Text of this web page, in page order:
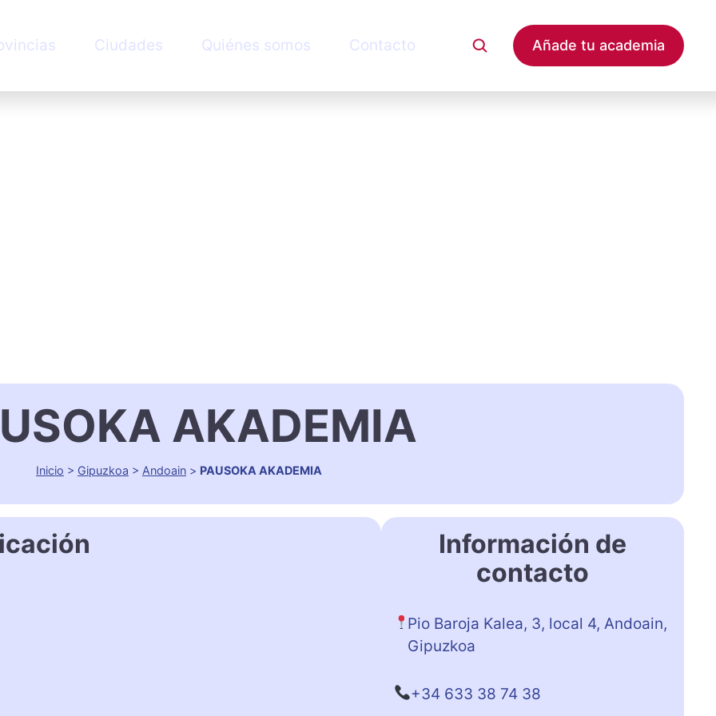
Ciudades Quiénes somos Contacto Añade tu academia
AKADEMIA
Inicio > Gipuzkoa > Andoain > PAUSOKA AKADEMIA
Información de
contacto
Pio Baroja Kalea, 3, local 4, Andoain,
Gipuzkoa
+34 633 38 74 38